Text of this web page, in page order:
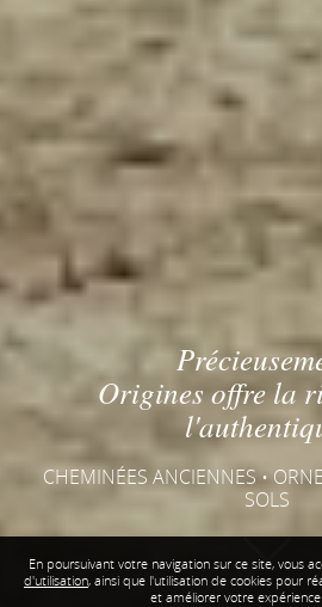
Origines offre la
CHEMINÉES ANCIENNES •
SOLS
En poursuivant votre navigation sur ce site, vous
d'utilisation, ainsi que l'utilisation de cookies pour
et améliorer votre